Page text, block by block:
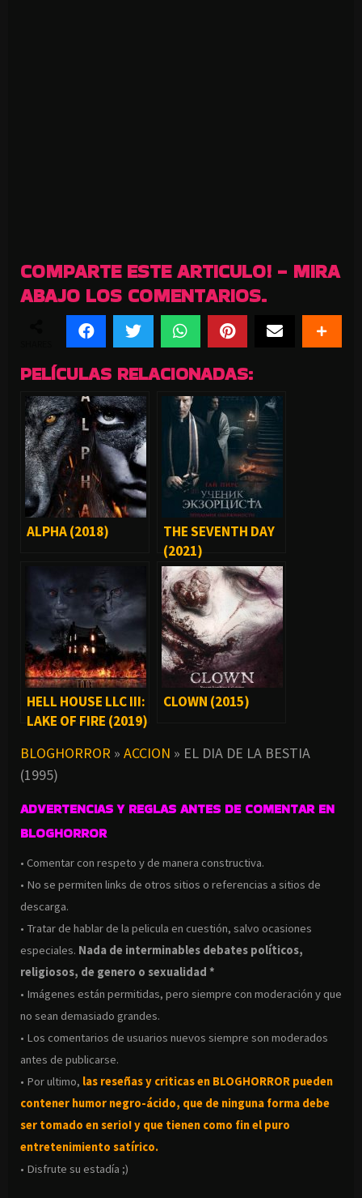
COMPARTE ESTE ARTICULO! - MIRA
ABAJO LOS COMENTARIOS.
PELÍCULAS RELACIONADAS:
ALPHA (2018)
THE SEVENTH DAY
(2021)
HELL HOUSE LLC III:
LAKE OF FIRE (2019)
CLOWN (2015)
BLOGHORROR » ACCION » EL DIA DE LA BESTIA
(1995)
ADVERTENCIAS Y REGLAS ANTES DE COMENTAR EN
BLOGHORROR
• Comentar con respeto y de manera constructiva.
• No se permiten links de otros sitios o referencias a sitios de
descarga.
• Tratar de hablar de la pelicula en cuestión, salvo ocasiones
especiales. Nada de interminables debates políticos,
religiosos, de genero o sexualidad *
• Imágenes están permitidas, pero siempre con moderación y que
no sean demasiado grandes.
• Los comentarios de usuarios nuevos siempre son moderados
antes de publicarse.
• Por ultimo, las reseñas y criticas en BLOGHORROR pueden
contener humor negro-ácido, que de ninguna forma debe
ser tomado en serio! y que tienen como fin el puro
entretenimiento satírico.
• Disfrute su estadía ;)